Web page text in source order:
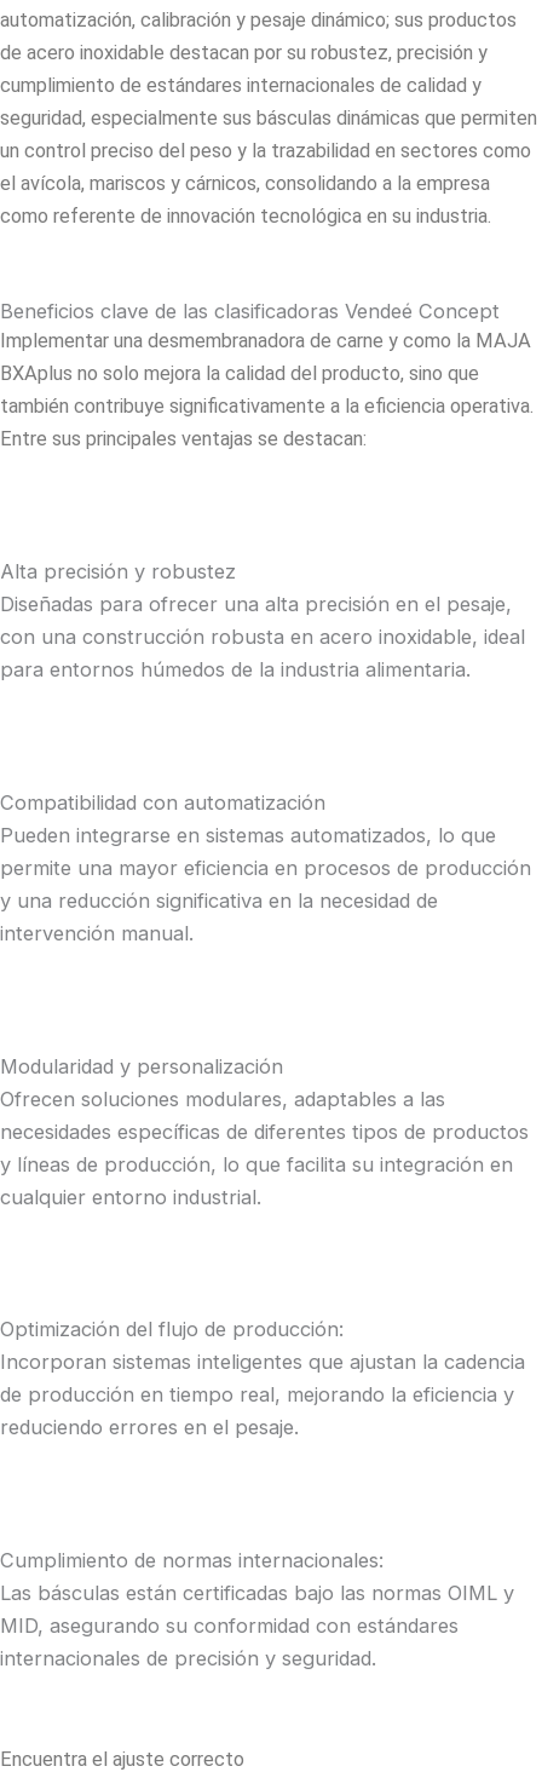
automatización, calibración y pesaje dinámico; sus productos
de acero inoxidable destacan por su robustez, precisión y
cumplimiento de estándares internacionales de calidad y
seguridad, especialmente sus básculas dinámicas que permiten
un control preciso del peso y la trazabilidad en sectores como
el avícola, mariscos y cárnicos, consolidando a la empresa
como referente de innovación tecnológica en su industria.
Beneficios clave de las clasificadoras Vendeé Concept
Implementar una desmembranadora de carne y como la MAJA
BXAplus no solo mejora la calidad del producto, sino que
también contribuye significativamente a la eficiencia operativa.
Entre sus principales ventajas se destacan:
Alta precisión y robustez
Diseñadas para ofrecer una alta precisión en el pesaje,
con una construcción robusta en acero inoxidable, ideal
para entornos húmedos de la industria alimentaria​.
Compatibilidad con automatización
Pueden integrarse en sistemas automatizados, lo que
permite una mayor eficiencia en procesos de producción
y una reducción significativa en la necesidad de
intervención manual​.
Modularidad y personalización
Ofrecen soluciones modulares, adaptables a las
necesidades específicas de diferentes tipos de productos
y líneas de producción, lo que facilita su integración en
cualquier entorno industrial​.
Optimización del flujo de producción:
Incorporan sistemas inteligentes que ajustan la cadencia
de producción en tiempo real, mejorando la eficiencia y
reduciendo errores en el pesaje​.
Cumplimiento de normas internacionales:
Las básculas están certificadas bajo las normas OIML y
MID, asegurando su conformidad con estándares
internacionales de precisión y seguridad​.
Encuentra el ajuste correcto